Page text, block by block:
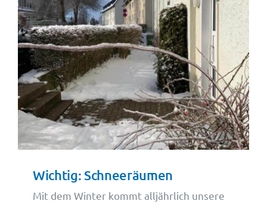
Wichtig: Schneeräumen
Mit dem Winter kommt alljährlich unsere